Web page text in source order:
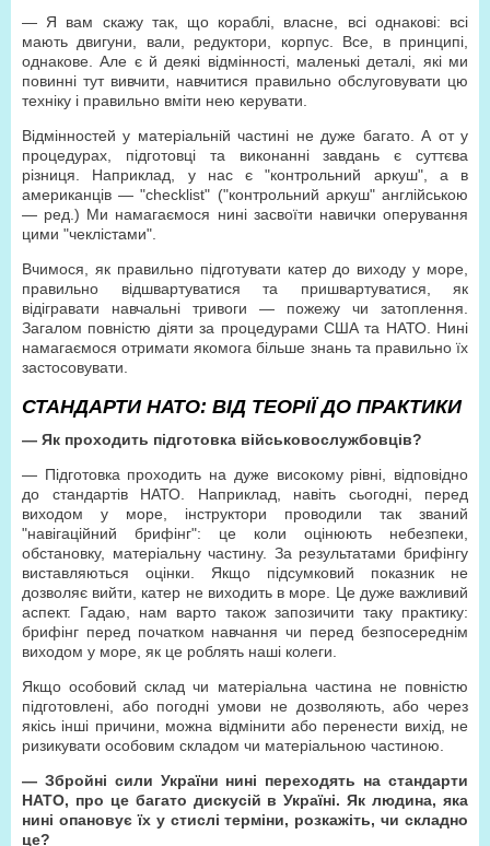
— Я вам скажу так, що кораблі, власне, всі однакові: всі
мають двигуни, вали, редуктори, корпус. Все, в принципі,
однакове. Але є й деякі відмінності, маленькі деталі, які ми
повинні тут вивчити, навчитися правильно обслуговувати цю
техніку і правильно вміти нею керувати.
Відмінностей у матеріальній частині не дуже багато. А от у
процедурах, підготовці та виконанні завдань є суттєва
різниця. Наприклад, у нас є "контрольний аркуш", а в
американців — "checklist" ("контрольний аркуш" англійською
— ред.) Ми намагаємося нині засвоїти навички оперування
цими "чеклістами".
Вчимося, як правильно підготувати катер до виходу у море,
правильно відшвартуватися та пришвартуватися, як
відігравати навчальні тривоги — пожежу чи затоплення.
Загалом повністю діяти за процедурами США та НАТО. Нині
намагаємося отримати якомога більше знань та правильно їх
застосовувати.
СТАНДАРТИ НАТО: ВІД ТЕОРІЇ ДО ПРАКТИКИ
— Як проходить підготовка військовослужбовців?
— Підготовка проходить на дуже високому рівні, відповідно
до стандартів НАТО. Наприклад, навіть сьогодні, перед
виходом у море, інструктори проводили так званий
"навігаційний брифінг": це коли оцінюють небезпеки,
обстановку, матеріальну частину. За результатами брифінгу
виставляються оцінки. Якщо підсумковий показник не
дозволяє вийти, катер не виходить в море. Це дуже важливий
аспект. Гадаю, нам варто також запозичити таку практику:
брифінг перед початком навчання чи перед безпосереднім
виходом у море, як це роблять наші колеги.
Якщо особовий склад чи матеріальна частина не повністю
підготовлені, або погодні умови не дозволяють, або через
якісь інші причини, можна відмінити або перенести вихід, не
ризикувати особовим складом чи матеріальною частиною.
— Збройні сили України нині переходять на стандарти
НАТО, про це багато дискусій в Україні. Як людина, яка
нині опановує їх у стислі терміни, розкажіть, чи складно
це?